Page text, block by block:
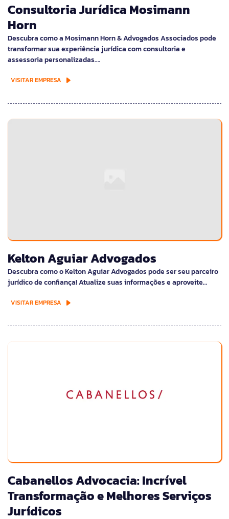
Consultoria Jurídica Mosimann
Horn
Descubra como a Mosimann Horn & Advogados Associados pode
transformar sua experiência jurídica com consultoria e
assessoria personalizadas.…
VISITAR EMPRESA
Kelton Aguiar Advogados
Descubra como o Kelton Aguiar Advogados pode ser seu parceiro
jurídico de confiança! Atualize suas informações e aproveite…
VISITAR EMPRESA
Cabanellos Advocacia: Incrível
Transformação e Melhores Serviços
Jurídicos